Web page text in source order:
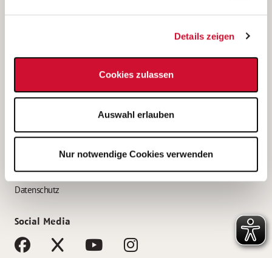
Details zeigen
Cookies zulassen
Auswahl erlauben
Nur notwendige Cookies verwenden
Bewerbung als Altenpflegehelfer*in
Bewerbung als Erzieher*in
AWO Gliederungen nach Bundesland
Impressum
Datenschutz
Social Media